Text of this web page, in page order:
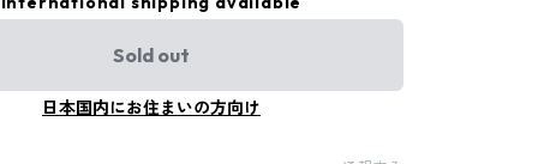
Sold out
日本国内にお住まいの方向け